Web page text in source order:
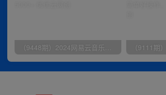
（9448期）2024网易云音乐人挂机项目，单机日入150+，无脑月入5000+